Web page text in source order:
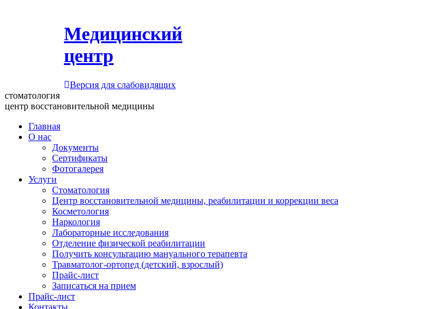
Медицинский
центр
Версия для слабовидящих
стоматология
центр восстановительной медицины
Главная
О нас
Документы
Сертификаты
Фотогалерея
Услуги
Стоматология
Центр восстановительной медицины, реабилитации и коррекции веса
Косметология
Наркология
Лабораторные исследования
Отделение физической реабилитации
Получить консультацию мануального терапевта
Травматолог-ортопед (детский, взрослый)
Прайс-лист
Записаться на прием
Прайс-лист
Контакты